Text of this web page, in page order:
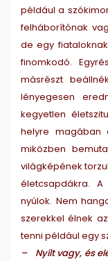
például a
felháborítónak
de egy
finomkodó.
másrészt
lényegesen
kegyetlen
helyre magában
miközben
világképének
életcsapdákra.
nyúlok. Nem
szerekkel élnek
tenni például egy
– Nyílt vagy, és